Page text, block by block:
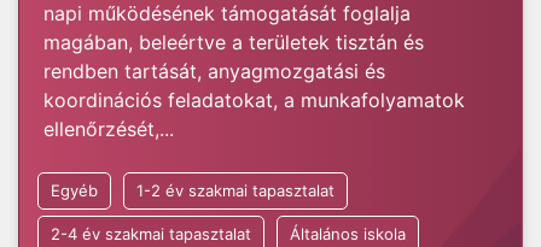
napi működésének támogatását foglalja
magában, beleértve a területek tisztán és
rendben tartását, anyagmozgatási és
koordinációs feladatokat, a munkafolyamatok
ellenőrzését,...
Egyéb 1-2 év szakmai tapasztalat
2-4 év szakmai tapasztalat Általános iskola